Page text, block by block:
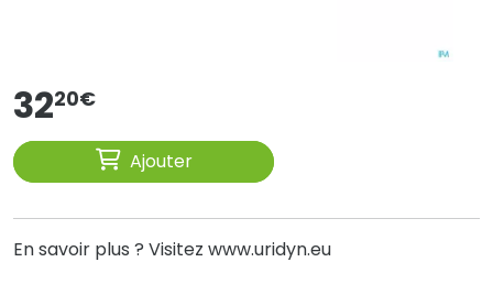
3220€
Ajouter
En savoir plus ? Visitez www.uridyn.eu